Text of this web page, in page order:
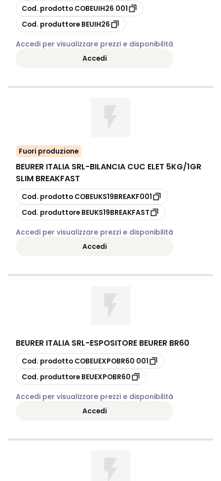
copia
Cod. prodotto
COBEUIH26 001
copia
Cod. produttore BEUIH26
Accedi per visualizzare prezzi e disponibilità
Accedi
Fuori produzione
BEURER ITALIA SRL-BILANCIA CUC ELET 5KG/1GR
SLIM BREAKFAST
copia
Cod. prodotto COBEUKS19BREAKF001
copia
Cod. produttore BEUKS19BREAKFAST
Accedi per visualizzare prezzi e disponibilità
Accedi
BEURER ITALIA SRL-ESPOSITORE BEURER BR60
copia
Cod. prodotto
COBEUEXPOBR60 001
copia
Cod. produttore BEUEXPOBR60
Accedi per visualizzare prezzi e disponibilità
Accedi